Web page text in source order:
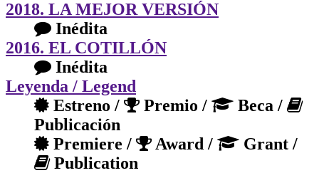
2018. LA MEJOR VERSIÓN
Inédita
2016. EL COTILLÓN
Inédita
Leyenda / Legend
Estreno /
Premio /
Beca /
Publicación
Premiere /
Award /
Grant /
Publication